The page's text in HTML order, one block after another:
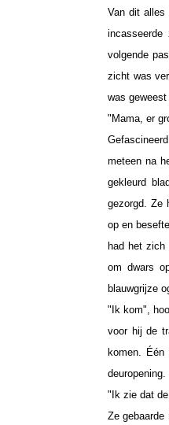
Van dit alles
volgende
zicht was
was
"Mama, er
meteen na
gekleurd
gezorgd. Ze
op en
had het zich
om dwars
blauwgrijze
"Ik kom",
voor hij de
komen.
deuropening.
"Ik zie dat
Ze gebaarde